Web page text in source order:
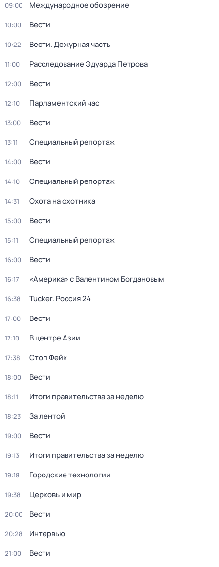
09:00 Международное обозрение
10:00 Вести
10:22 Вести. Дежурная часть
11:00 Расследование Эдуарда Петрова
12:00 Вести
12:10 Парламентский час
13:00 Вести
13:11 Специальный репортаж
14:00 Вести
14:10 Специальный репортаж
14:31 Охота на охотника
15:00 Вести
15:11 Специальный репортаж
16:00 Вести
16:17 «Америка» с Валентином Богдановым
16:38 Tucker. Россия 24
17:00 Вести
17:10 В центре Азии
17:38 Стоп Фейк
18:00 Вести
18:11 Итоги правительства за неделю
18:23 За лентой
19:00 Вести
19:13 Итоги правительства за неделю
19:18 Городские технологии
19:38 Церковь и мир
20:00 Вести
20:28 Интервью
21:00 Вести